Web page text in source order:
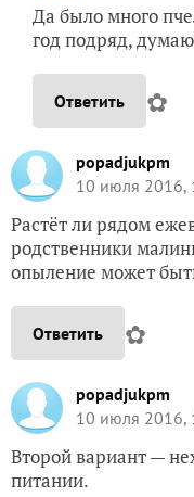
Да было много
год подряд, думаю
Ответить ✿
popadjukpm
10 июля 2016,
Растёт ли рядом
родственники
опыление может
Ответить ✿
popadjukpm
10 июля 2016,
Второй вариант —
питании.